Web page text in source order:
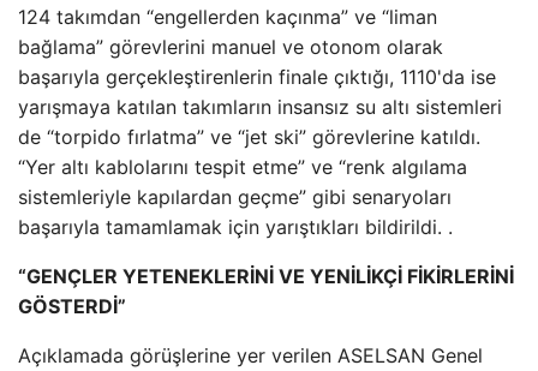
124 takımdan “engellerden kaçınma” ve “liman
bağlama” görevlerini manuel ve otonom olarak
başarıyla gerçekleştirenlerin finale çıktığı, 1110'da ise
yarışmaya katılan takımların insansız su altı sistemleri
de “torpido fırlatma” ve “jet ski” görevlerine katıldı.
“Yer altı kablolarını tespit etme” ve “renk algılama
sistemleriyle kapılardan geçme” gibi senaryoları
başarıyla tamamlamak için yarıştıkları bildirildi. .
“GENÇLER YETENEKLERİNİ VE YENİLİKÇİ FİKİRLERİNİ
GÖSTERDİ”
Açıklamada görüşlerine yer verilen ASELSAN Genel